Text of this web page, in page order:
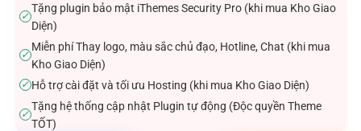
✓
Tặng plugin bảo mật iThemes Security Pro (khi mua Kho Giao
Diện)
✓
Miễn phí Thay logo, màu sắc chủ đạo, Hotline, Chat (khi mua
Kho Giao Diện)
✓Hỗ trợ cài đặt và tối ưu Hosting (khi mua Kho Giao Diện)
✓
Tặng hệ thống cập nhật Plugin tự động (Độc quyền Theme
TỐT)